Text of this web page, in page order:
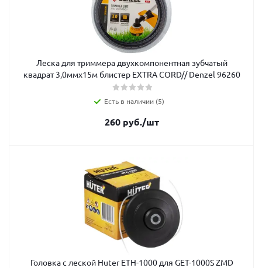
Леска для триммера двухкомпонентная зубчатый
квадрат 3,0ммх15м блистер EXTRA CORD// Denzel 96260
Есть в наличии (5)
260руб./шт
Головка с леской Huter ETH-1000 для GET-1000S ZMD